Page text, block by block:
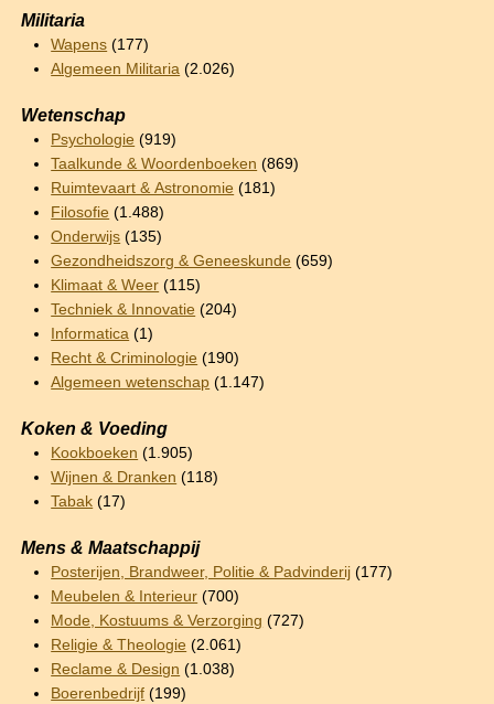
Militaria
Wapens (177)
Algemeen Militaria (2.026)
Wetenschap
Psychologie (919)
Taalkunde & Woordenboeken (869)
Ruimtevaart & Astronomie (181)
Filosofie (1.488)
Onderwijs (135)
Gezondheidszorg & Geneeskunde (659)
Klimaat & Weer (115)
Techniek & Innovatie (204)
Informatica (1)
Recht & Criminologie (190)
Algemeen wetenschap (1.147)
Koken & Voeding
Kookboeken (1.905)
Wijnen & Dranken (118)
Tabak (17)
Mens & Maatschappij
Posterijen, Brandweer, Politie & Padvinderij (177)
Meubelen & Interieur (700)
Mode, Kostuums & Verzorging (727)
Religie & Theologie (2.061)
Reclame & Design (1.038)
Boerenbedrijf (199)